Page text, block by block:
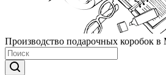
Производство подарочных коробок в